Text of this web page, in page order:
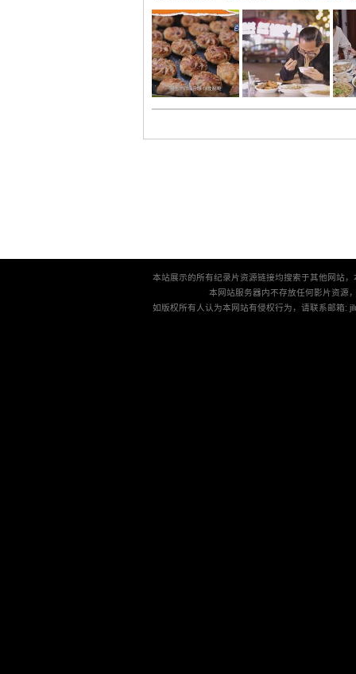
本站展示的所有纪录片资源链接均搜索于其他网站
本网站服务器内不存放任何影片资源
如版权所有人认为本网站有侵权行为，请联系邮箱: